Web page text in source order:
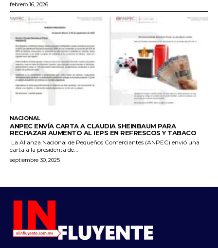
febrero 16, 2026
NACIONAL
ANPEC ENVÍA CARTA A CLAUDIA SHEINBAUM PARA
RECHAZAR AUMENTO AL IEPS EN REFRESCOS Y TABACO
La Alianza Nacional de Pequeños Comerciantes (ANPEC) envió una
carta a la presidenta de...
septiembre 30, 2025